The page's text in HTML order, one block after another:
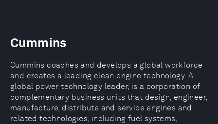
Cummins
Cummins coaches and develops a global workforce
and creates a leading clean engine technology. A
global power technology leader, is a corporation of
complementary business units that design, engineer,
manufacture, distribute and service engines and
related technologies, including fuel systems,